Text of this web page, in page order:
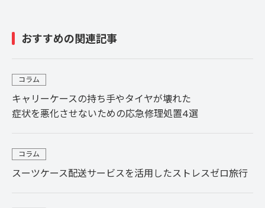
おすすめの関連記事
コラム
キャリーケースの持ち手やタイヤが壊れた
症状を悪化させないための応急修理処置4選
コラム
スーツケース配送サービスを活用したストレスゼロ旅行